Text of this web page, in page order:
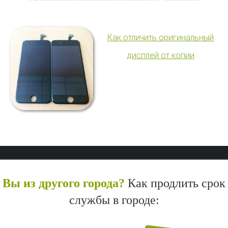
Как отличить оригинальный
дисплей от копии
Вы из другого города? Как продлить срок
службы в городе: